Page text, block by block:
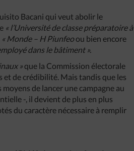
Bacani qui veut abolir le
« l’Université de classe préparatoire à
« Monde – H Piunfeoou bien encore
dans le bâtiment ».
» que la Commission électorale
de crédibilité. Mais tandis que les
de lancer une campagne au
-, il devient de plus en plus
du caractère nécessaire à remplir